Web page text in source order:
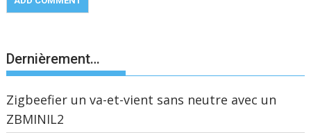
Dernièrement…
Zigbeefier un va-et-vient sans neutre avec un
ZBMINIL2